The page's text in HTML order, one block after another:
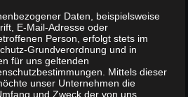
& Sägen“ Daten, beispielsweise
E-Mail-Adresse oder
Person, erfolgt stets im
Grundverordnung und in
für uns geltenden
Mittels dieser
unser Unternehmen die
und Zweck der von uns